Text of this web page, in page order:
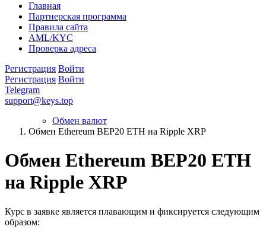
Главная
Партнерская программа
Правила сайта
AML/KYC
Проверка адреса
Регистрация Войти
Регистрация Войти
Telegram
support@keys.top
Обмен валют
Обмен Ethereum BEP20 ETH на Ripple XRP
Обмен Ethereum BEP20 ETH
на Ripple XRP
Курс в заявке является плавающим и фиксируется следующим
образом: